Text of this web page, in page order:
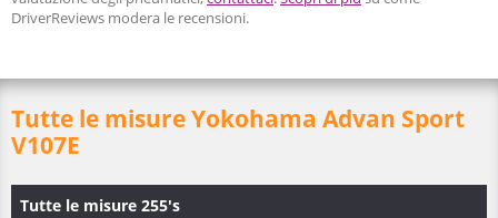
DriverReviews modera le recensioni.
Tutte le misure Yokohama Advan Sport
V107E
Tutte le misure 255's